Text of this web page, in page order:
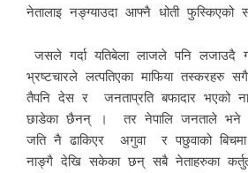
नेतालाइ नङ्ग्याउदा आफ्नै धोती फुस्किएको
जसले गर्दा यतिबेला लाजले पनि लजाउदै
भ्रष्टचारले लत्पतिएका माफिया तस्करहरु
तैपनि देस र जनताप्रति बफादार भएको
छाडेका छैनन् । तर नेपालि जनताले भने
जति नै ढाकिएर अगुवा र पछुवाको बिचमा
नाङ्गै देखि सकेका छन् सबै नेताहरुका